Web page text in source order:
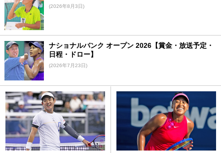
(2026年8月3日)
ナショナルバンク オープン 2026【賞金・放送予定・
日程・ドロー】
(2026年7月23日)